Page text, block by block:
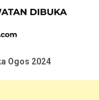
Ogos 2024